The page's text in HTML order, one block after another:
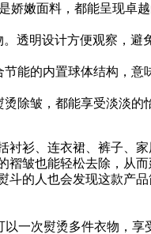
娇嫩面料，都能呈现卓
透明设计方便观察，避
节能的内置球体结构，
除皱，都能享受淡淡的
衫、连衣裙、裤子、
皱也能轻松去除，从而
的人也会发现这款产
一次熨烫多件衣物，享